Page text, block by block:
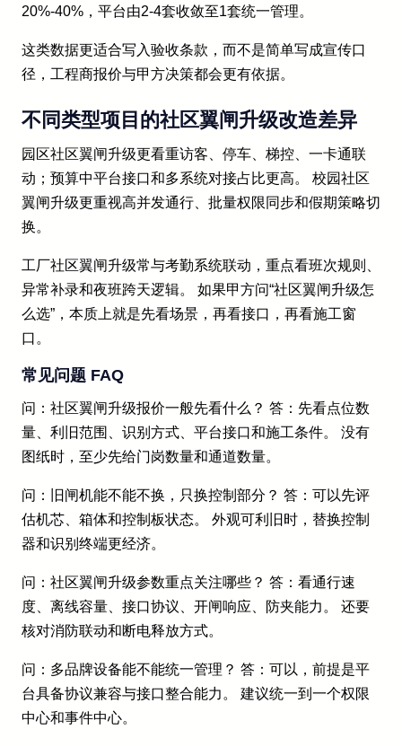
20%-40%，平台由2-4套收敛至1套统一管理。
这类数据更适合写入验收条款，而不是简单写成宣传口
径，工程商报价与甲方决策都会更有依据。
不同类型项目的社区翼闸升级改造差异
园区社区翼闸升级更看重访客、停车、梯控、一卡通联
动；预算中平台接口和多系统对接占比更高。 校园社区
翼闸升级更重视高并发通行、批量权限同步和假期策略切
换。
工厂社区翼闸升级常与考勤系统联动，重点看班次规则、
异常补录和夜班跨天逻辑。 如果甲方问“社区翼闸升级怎
么选”，本质上就是先看场景，再看接口，再看施工窗
口。
常见问题 FAQ
问：社区翼闸升级报价一般先看什么？ 答：先看点位数
量、利旧范围、识别方式、平台接口和施工条件。 没有
图纸时，至少先给门岗数量和通道数量。
问：旧闸机能不能不换，只换控制部分？ 答：可以先评
估机芯、箱体和控制板状态。 外观可利旧时，替换控制
器和识别终端更经济。
问：社区翼闸升级参数重点关注哪些？ 答：看通行速
度、离线容量、接口协议、开闸响应、防夹能力。 还要
核对消防联动和断电释放方式。
问：多品牌设备能不能统一管理？ 答：可以，前提是平
台具备协议兼容与接口整合能力。 建议统一到一个权限
中心和事件中心。